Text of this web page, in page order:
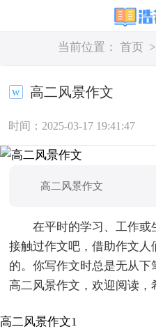
当前位置： 首页 >
高二风景作文
时间：2025-03-17 19:41:47
高二风景作文
在平时的学习、工作或
接触过作文吧，借助作文人
的。你写作文时总是无从
高二风景作文，欢迎阅读，
高二风景作文1